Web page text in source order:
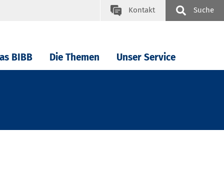
Kontakt Suche
BIBB Die Themen Unser Service